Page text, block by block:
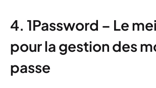
4. 1Password – Le
pour la gestion des
passe